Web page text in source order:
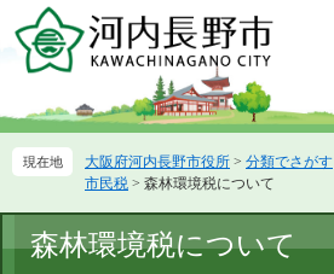
ー
先
ニ
を
て
大阪府河内長野市役所 > 分類でさがす
市民税 > 森林環境税について
文
森林環境税について